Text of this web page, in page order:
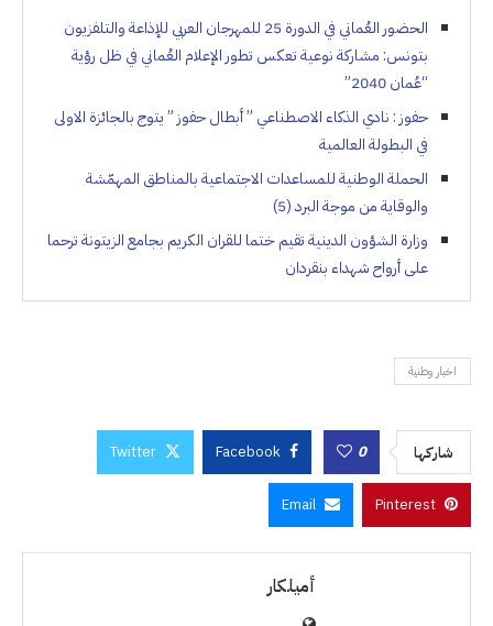
الحضور العُماني في الدورة 25 للمهرجان العربي للإذاعة والتلفزيون
بتونس: مشاركة نوعية تعكس تطور الإعلام العُماني في ظل رؤية
“عُمان 2040”
حفوز : نادي الذكاء الاصطناعي ” أبطال حفوز ” يتوج بالجائزة الاولى
في البطولة العالمية
الحملة الوطنية للمساعدات الاجتماعية بالمناطق المهمّشة
والوقاية من موجة البرد (5)
وزارة الشؤون الدينية تقيم ختما للقران الكريم بجامع الزيتونة ترحما
على أرواح شهداء بنقردان
اخبار وطنية
شاركها 0
Facebook
Twitter
Pinterest
Email
أميلكار